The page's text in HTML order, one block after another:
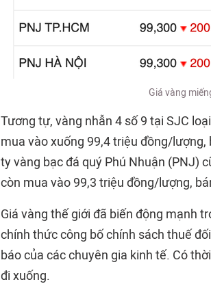
Giá vàng
Tương tự, vàng nhẫn 4 số 9 tại SJC
mua vào xuống 99,4 triệu đồng/
ty vàng bạc đá quý Phú Nhuận (PNJ)
còn mua vào 99,3 triệu đồng/lượng,
Giá vàng thế giới đã biến động mạnh
chính thức công bố chính sách thuế
báo của các chuyên gia kinh tế. Có
đi xuống.